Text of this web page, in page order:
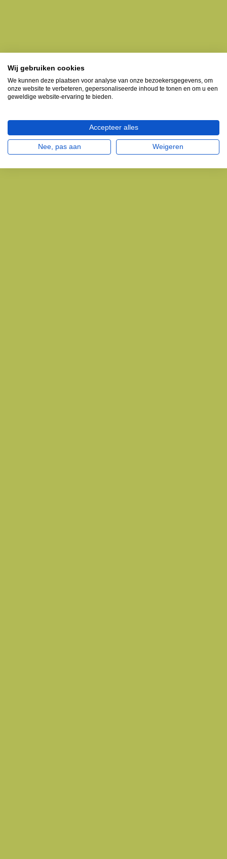
Wij gebruiken cookies
We kunnen deze plaatsen voor analyse van onze bezoekersgegevens, om
onze website te verbeteren, gepersonaliseerde inhoud te tonen en om u een
geweldige website-ervaring te bieden.
Accepteer alles
Nee, pas aan Weigeren